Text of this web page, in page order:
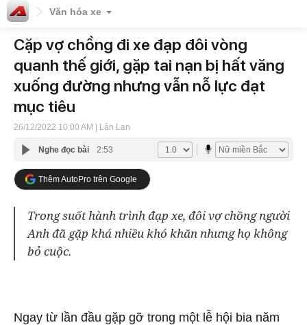
Văn hóa xe
Cặp vợ chồng đi xe đạp đôi vòng
quanh thế giới, gặp tai nạn bị hất văng
xuống đường nhưng vẫn nỗ lực đạt
mục tiêu
26/12/2022 10:00 AM | Lân Lan
Nghe đọc bài 2:53
Thêm AutoPro trên Google
Trong suốt hành trình đạp xe, đôi vợ chồng người
Anh đã gặp khá nhiều khó khăn nhưng họ không
bỏ cuộc.
Ngay từ lần đầu gặp gỡ trong một lễ hội bia năm